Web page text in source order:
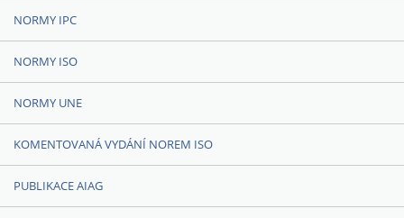
NORMY IPC
NORMY ISO
NORMY UNE
KOMENTOVANÁ VYDÁNÍ NOREM ISO
PUBLIKACE AIAG